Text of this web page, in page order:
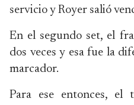
servicio y Royer salió
En el segundo set, el
dos veces y esa fue la
marcador.
Para ese entonces, el